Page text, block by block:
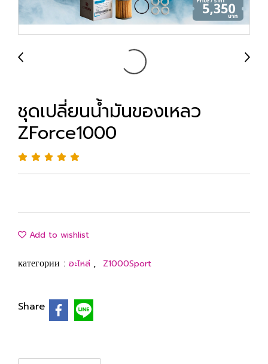
ชุดเปลี่ยนน้ำมันของเหลว
ZForce1000
Add to wishlist
категории : อะไหล่ , Z1000Sport
Share